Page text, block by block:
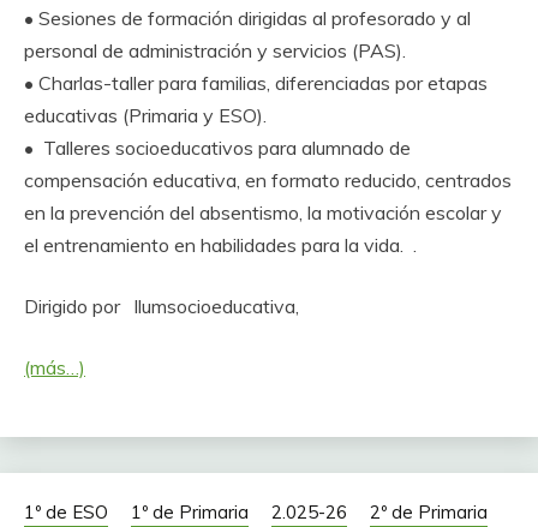
• Sesiones de formación dirigidas al profesorado y al
personal de administración y servicios (PAS).
• Charlas-taller para familias, diferenciadas por etapas
educativas (Primaria y ESO).
• Talleres socioeducativos para alumnado de
compensación educativa, en formato reducido, centrados
en la prevención del absentismo, la motivación escolar y
el entrenamiento en habilidades para la vida. .
Dirigido por llumsocioeducativa,
(más…)
1º de ESO 1º de Primaria 2.025-26
2º de Primaria